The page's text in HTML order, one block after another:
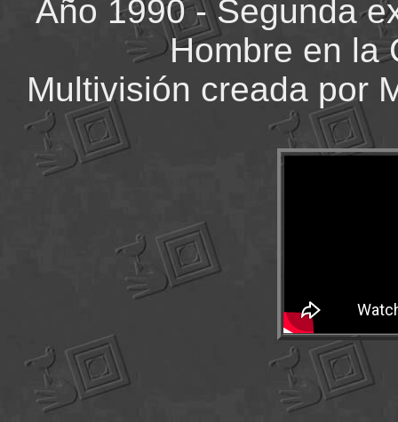
Año 1990 - Segunda
Hombre en la
Multivisión creada por